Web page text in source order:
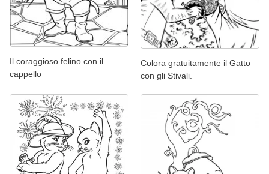
Il coraggioso felino con il
cappello
Colora gratuitamente il Gatto
con gli Stivali.